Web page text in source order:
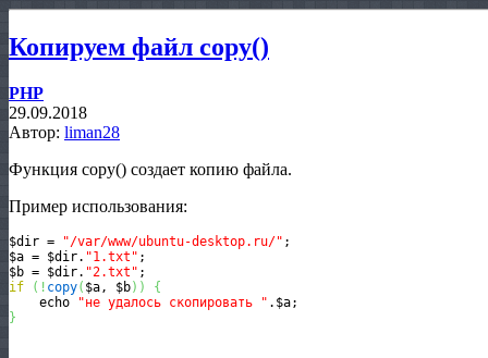
Копируем файл copy()
PHP
29.09.2018
Автор: liman28
Функция copy() создает копию файла.
Пример использования:
$dir = "/var/www/ubuntu-desktop.ru/" ;
$a = $dir. "1.txt" ;
$b = $dir. "2.txt"
if
( ! copy( $a, $b) )
{
    echo
"не удалось скопировать "
}